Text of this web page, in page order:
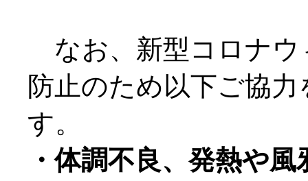
なお、新型コロナウ
防止のため以下ご協
す。
・体調不良、発熱や